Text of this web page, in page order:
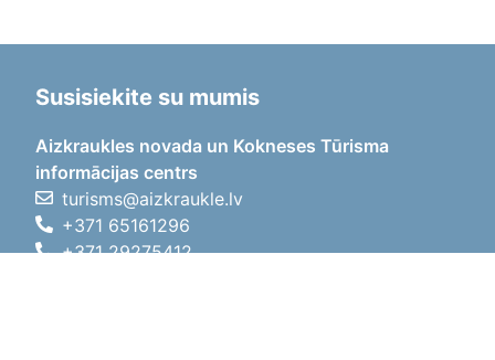
Susisiekite su mumis
Aizkraukles novada un Kokneses Tūrisma
informācijas centrs
turisms@aizkraukle.lv
+371 65161296
+371 29275412